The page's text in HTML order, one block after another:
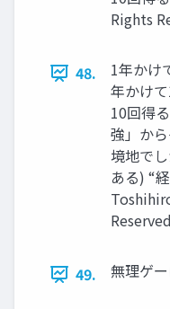
Rights
48.
1年かけ
年かけ
10回得
強」か
境地で
ある) “
49. 無理ゲ